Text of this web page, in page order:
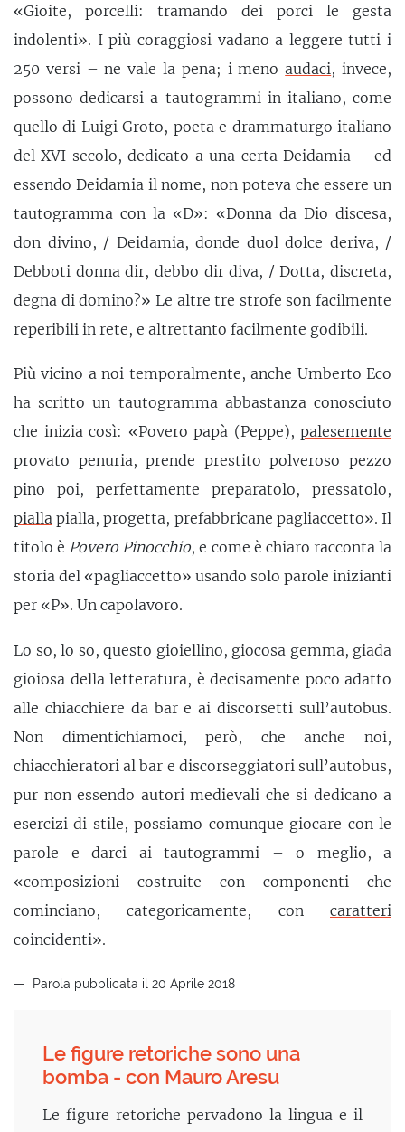
«Gioite, porcelli: tramando dei porci le gesta
indolenti». I più coraggiosi vadano a leggere tutti i
250 versi – ne vale la pena; i menoaudaci, invece,
possono dedicarsi a tautogrammi in italiano, come
quello di Luigi Groto, poeta e drammaturgo italiano
del XVI secolo, dedicato a una certa Deidamia – ed
essendo Deidamia il nome, non poteva che essere un
tautogramma con la «D»: «Donna da Dio discesa,
don divino, / Deidamia, donde duol dolce deriva, /
Debboti donna dir, debbo dir diva, / Dotta, discreta,
degna di domino?» Le altre tre strofe son facilmente
reperibili in rete, e altrettanto facilmente godibili.
Più vicino a noi temporalmente, anche Umberto Eco
ha scritto un tautogramma abbastanza conosciuto
che inizia così: «Povero papà (Peppe), palesemente
provato penuria, prende prestito polveroso pezzo
pino poi, perfettamente preparatolo, pressatolo,
pialla pialla, progetta, prefabbricane pagliaccetto». Il
titolo è Povero Pinocchio, e come è chiaro racconta la
storia del «pagliaccetto» usando solo parole inizianti
per «P». Un capolavoro.
Lo so, lo so, questo gioiellino, giocosa gemma, giada
gioiosa della letteratura, è decisamente poco adatto
alle chiacchiere da bar e ai discorsetti sull’autobus.
Non dimentichiamoci, però, che anche noi,
chiacchieratori al bar e discorseggiatori sull’autobus,
pur non essendo autori medievali che si dedicano a
esercizi di stile, possiamo comunque giocare con le
parole e darci ai tautogrammi – o meglio, a
«composizioni costruite con componenti che
cominciano, categoricamente, con caratteri
coincidenti».
Parola pubblicata il 20 Aprile 2018
Le figure retoriche sono una
bomba - con Mauro Aresu
Le figure retoriche pervadono la lingua e il